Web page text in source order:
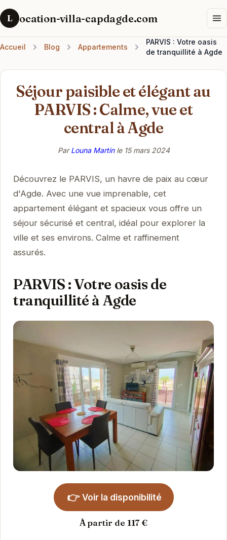
L ocation-villa-capdagde.com
Accueil Blog Appartements
PARVIS : Votre oasis
de tranquillité à Agde
Séjour paisible et élégant au
PARVIS : Calme, vue et
central à Agde
ParLouna Martinle 15 mars 2024
Découvrez le PARVIS, un havre de paix au cœur
d'Agde. Avec une vue imprenable, cet
appartement élégant et spacieux vous offre un
séjour sécurisé et central, idéal pour explorer la
ville et ses environs. Calme et raffinement
assurés.
PARVIS : Votre oasis de
tranquillité à Agde
👉 Voir la disponibilité
À partir de 117 €